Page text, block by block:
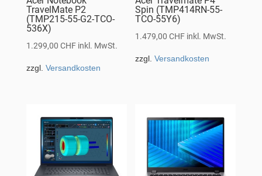
TravelMate P2
(TMP215-55-G2-TCO-
536X)
1.299,00 CHF inkl. MwSt.
zzgl. Versandkosten
Spin (TMP414RN-55-
TCO-55Y6)
1.479,00CHF inkl. MwSt.
zzgl.Versandkosten